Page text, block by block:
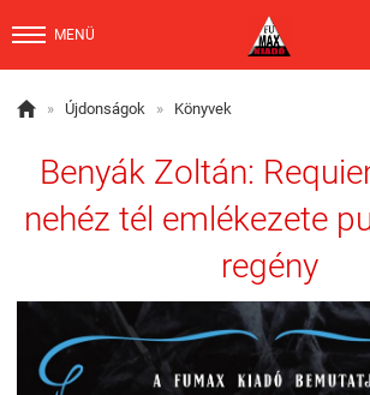
MENÜ
 » Újdonságok » Könyvek
Benyák Zoltán:
nehéz tél emlékezete
regény